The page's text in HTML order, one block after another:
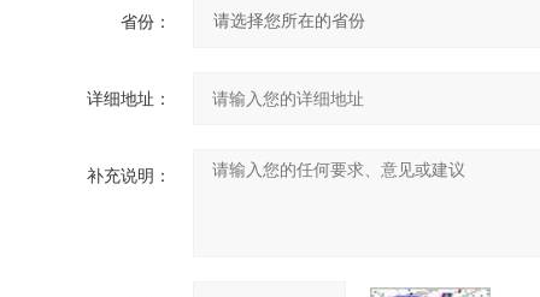
省份：
详细地址：
补充说明：